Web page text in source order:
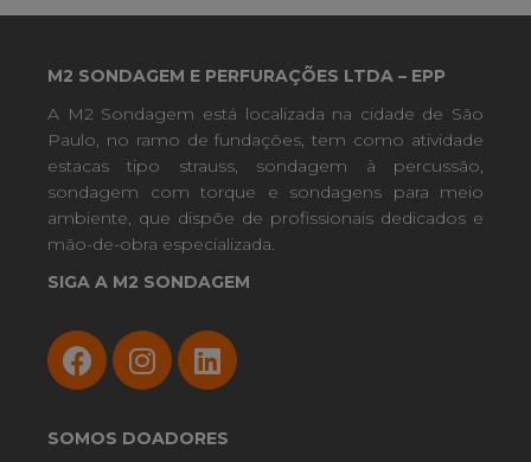
M2 SONDAGEM E PERFURAÇÕES LTDA – EPP
A M2 Sondagem está localizada na cidade de São
Paulo, no ramo de fundações, tem como atividade
estacas tipo strauss, sondagem à percussão,
sondagem com torque e sondagens para meio
ambiente, que dispõe de profissionais dedicados e
mão-de-obra especializada.
SIGA A M2 SONDAGEM
SOMOS DOADORES